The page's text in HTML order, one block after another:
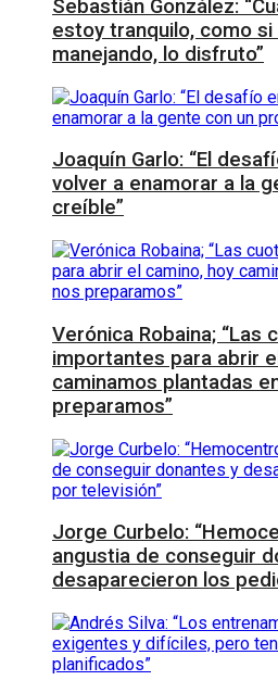
Sebastián González:
estoy tranquilo, como
manejando, lo disfruto”
Joaquín Garlo: “El
volver a enamorar a la
creíble”
Verónica Robaina; “Las
importantes para abrir
caminamos plantadas
preparamos”
Jorge Curbelo:
angustia de conseguir
desaparecieron los